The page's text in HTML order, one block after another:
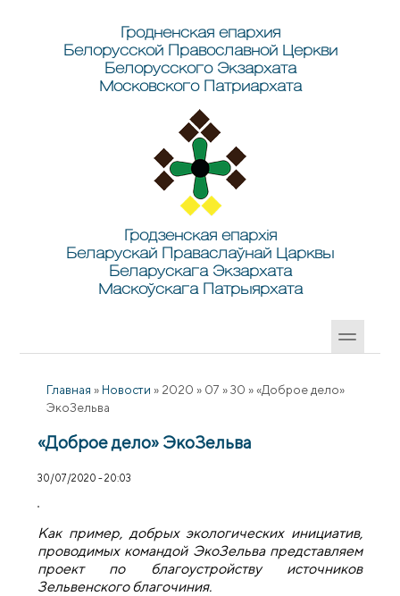
Гродненская епархия
Белорусской Православной Церкви
Белорусского Экзархата
Московского Патриархата
Гродзенская епархія
Беларускай Праваслаўнай Царквы
Беларускага Экзархата
Маскоўскага Патрыярхата
Главная » Новости » 2020 » 07 » 30 » «Доброе дело»
ЭкоЗельва
«Доброе дело» ЭкоЗельва
30/07/2020 - 20:03
Как пример, добрых экологических инициатив,
проводимых командой ЭкоЗельва представляем
проект по благоустройству источников
Зельвенского благочиния.